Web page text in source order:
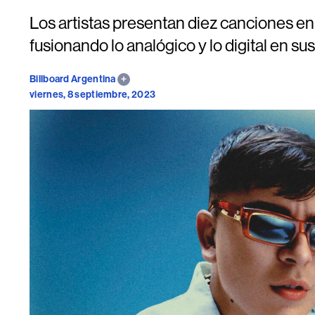
Los artistas presentan diez canciones
fusionando lo analógico y lo digital en
Billboard Argentina
viernes, 8 septiembre, 2023